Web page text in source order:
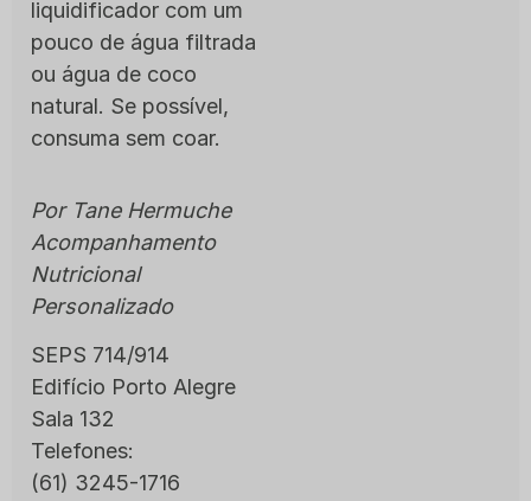
liquidificador com um
pouco de água filtrada
ou água de coco
natural. Se possível,
consuma sem coar.
Por Tane Hermuche
Acompanhamento
Nutricional
Personalizado
SEPS 714/914
Edifício Porto Alegre
Sala 132
Telefones:
(61) 3245-1716